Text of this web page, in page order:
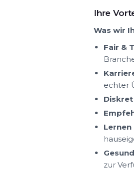
Ihre
Was wir
Fair &
echter
Lernen
zur